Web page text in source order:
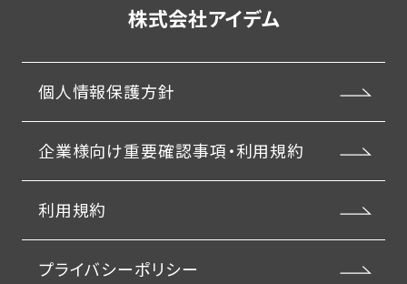
株式会社アイデム
個人情報保護方針
企業様向け重要確認事項・利用規約
利用規約
プライバシーポリシー